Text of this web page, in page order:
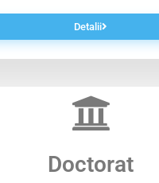
Detalii
Doctorat